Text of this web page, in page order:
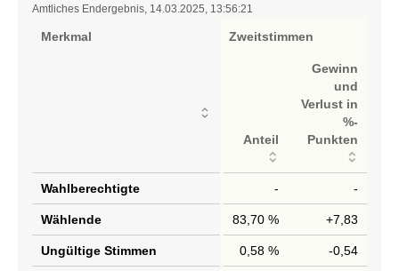
Amtliches Endergebnis, 14.03.2025, 13:56:21
Merkmal Zweitstimmen
Anteil
Gewinn
und
Verlust in
%-
Punkten
Wahlberechtigte - -
Wählende 83,70 % +7,83
Ungültige Stimmen 0,58 % -0,54